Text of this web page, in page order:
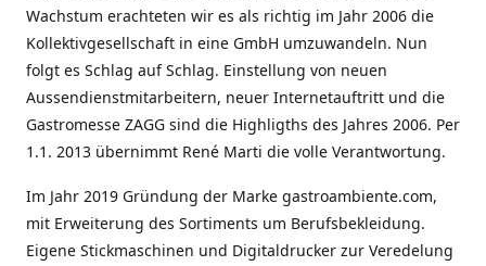
Wachstum erachteten wir es als richtig im Jahr 2006 die
Kollektivgesellschaft in eine GmbH umzuwandeln. Nun
folgt es Schlag auf Schlag. Einstellung von neuen
Aussendienstmitarbeitern, neuer Internetauftritt und die
Gastromesse ZAGG sind die Highligths des Jahres 2006. Per
1.1. 2013 übernimmt René Marti die volle Verantwortung.
Im Jahr 2019 Gründung der Marke gastroambiente.com,
mit Erweiterung des Sortiments um Berufsbekleidung.
Eigene Stickmaschinen und Digitaldrucker zur Veredelung